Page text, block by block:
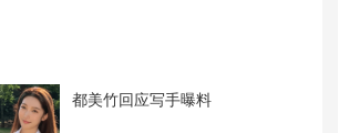
都美竹回应写手曝料